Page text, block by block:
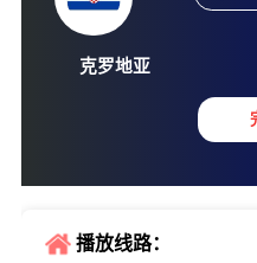
播放线路：